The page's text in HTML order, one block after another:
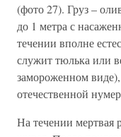
(фото 27). Груз –
до 1 метра с
течении вполне
служит тюлька или
замороженном
отечественной
На течении мертвая